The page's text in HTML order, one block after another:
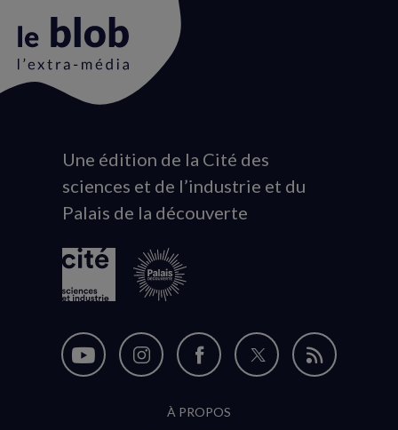
Animation
du
logo
Une édition de la Cité des
sciences et de l’industrie et du
Palais de la découverte
Nous
Nous
Nous
sur
Nous
Flux
À PROPOS